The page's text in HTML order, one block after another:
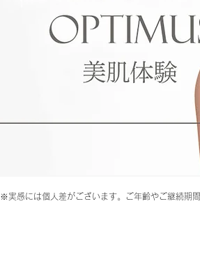
​※実感には個人差がございます。ご年齢やご継続期